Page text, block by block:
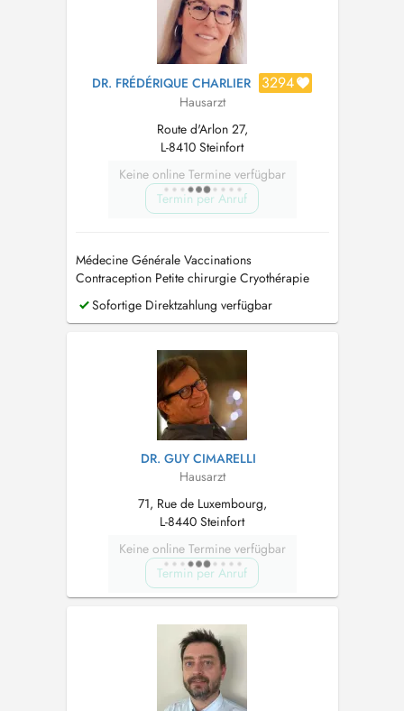
DR. FRÉDÉRIQUE CHARLIER 3294
Hausarzt
Route d'Arlon 27,
L-8410 Steinfort
Keine online Termine verfügbar
Termin per Anruf
Médecine Générale Vaccinations
Contraception Petite chirurgie Cryothérapie
Permis de conduire Assurances ECG
Sofortige Direktzahlung verfügbar
DR. GUY CIMARELLI
Hausarzt
71, Rue de Luxembourg,
L-8440 Steinfort
Keine online Termine verfügbar
Termin per Anruf